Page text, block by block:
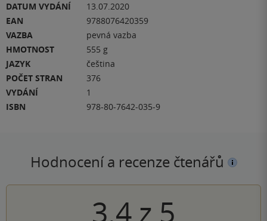
DATUM VYDÁNÍ
13.07.2020
EAN
9788076420359
VAZBA
pevná vazba
HMOTNOST
555 g
JAZYK
čeština
POČET STRAN
376
VYDÁNÍ
1
ISBN
978-80-7642-035-9
Hodnocení a recenze čtenářů
3.4 z 5